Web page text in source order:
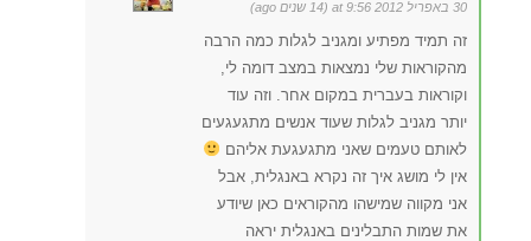
30 באפריל 2012 at 9:56 (14 שנים ago)
זה תמיד מפתיע ומגניב לגלות כמה הרבה
מהקוראות שלי נמצאות במצב דומה לי,
וקוראות בעברית במקום אחר. וזה עוד
יותר מגניב לגלות שעוד אנשים מתגעגעים
לאותם טעמים שאני מתגעגעת אליהם
אין לי מושג איך זה נקרא באנגלית, אבל
אני מקווה שמישהו מהקוראים כאן שיודע
את שמות התבלינים באנגלית יראה